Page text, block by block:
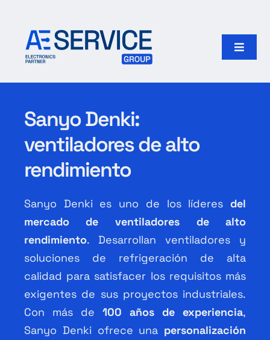
content
Toggle
Inicio
Productos
Nuestro grupo
for:
Español
Sanyo Denki:
ventiladores de alto
rendimiento
Sanyo Denki es uno de los líderesdel
mercado de ventiladores de alto
rendimiento. Desarrollan ventiladores y
soluciones de refrigeración de alta
calidad para satisfacer los requisitos más
exigentes de sus proyectos industriales.
Con más de 100 años de experiencia,
Sanyo Denki ofrece una personalización